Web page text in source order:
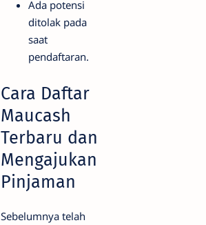
Ada potensi
ditolak pada
saat
pendaftaran.
Cara Daftar
Maucash
Terbaru dan
Mengajukan
Pinjaman
Sebelumnya telah